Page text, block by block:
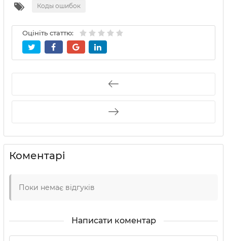
Коды ошибок
Оцініть статтю:
Коментарі
Поки немає відгуків
Написати коментар